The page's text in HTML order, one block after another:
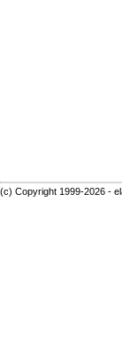
(c) Copyright 1999-2026 -